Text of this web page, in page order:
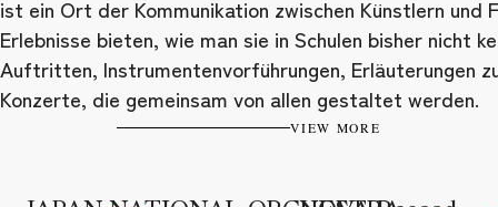
ist ein Ort der Kommunikation zwischen Künstlern und
Erlebnisse bieten, wie man sie in Schulen bisher nicht
Auftritten, Instrumentenvorführungen, Erläuterungen
Konzerte, die gemeinsam von allen gestaltet werden.
VIEW MORE